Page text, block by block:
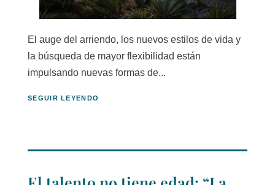
El auge del arriendo, los nuevos estilos de vida y
la búsqueda de mayor flexibilidad están
impulsando nuevas formas de...
SEGUIR LEYENDO